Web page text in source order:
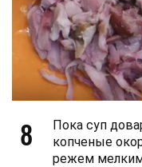
8
Пока суп
копченые
режем